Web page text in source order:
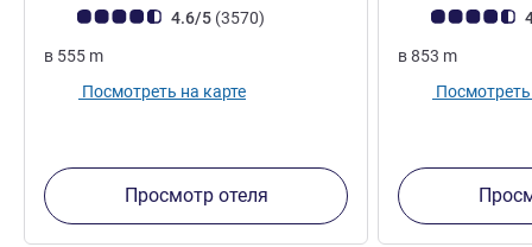
Примечание: отзывы клиентов (Рейтинг ALL)
4.6/5 (3570Отзывов
)
в 555 m
Посмотреть на карте
Просмотр отеля
Примечание:
в853 m
Посмотреть